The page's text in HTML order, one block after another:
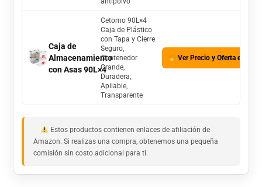
Caja de
Almacenamiento
con Asas 90L×4
Cetomo 90L×4
Caja de Plástico
con Tapa y Cierre
Seguro,
Contenedor
Grande,
Duradera,
Apilable,
Transparente
Ver Precio y Oferta en
Estos productos contienen enlaces de afiliación de
Amazon. Si realizas una compra, obtenemos una pequeña
comisión sin costo adicional para ti.